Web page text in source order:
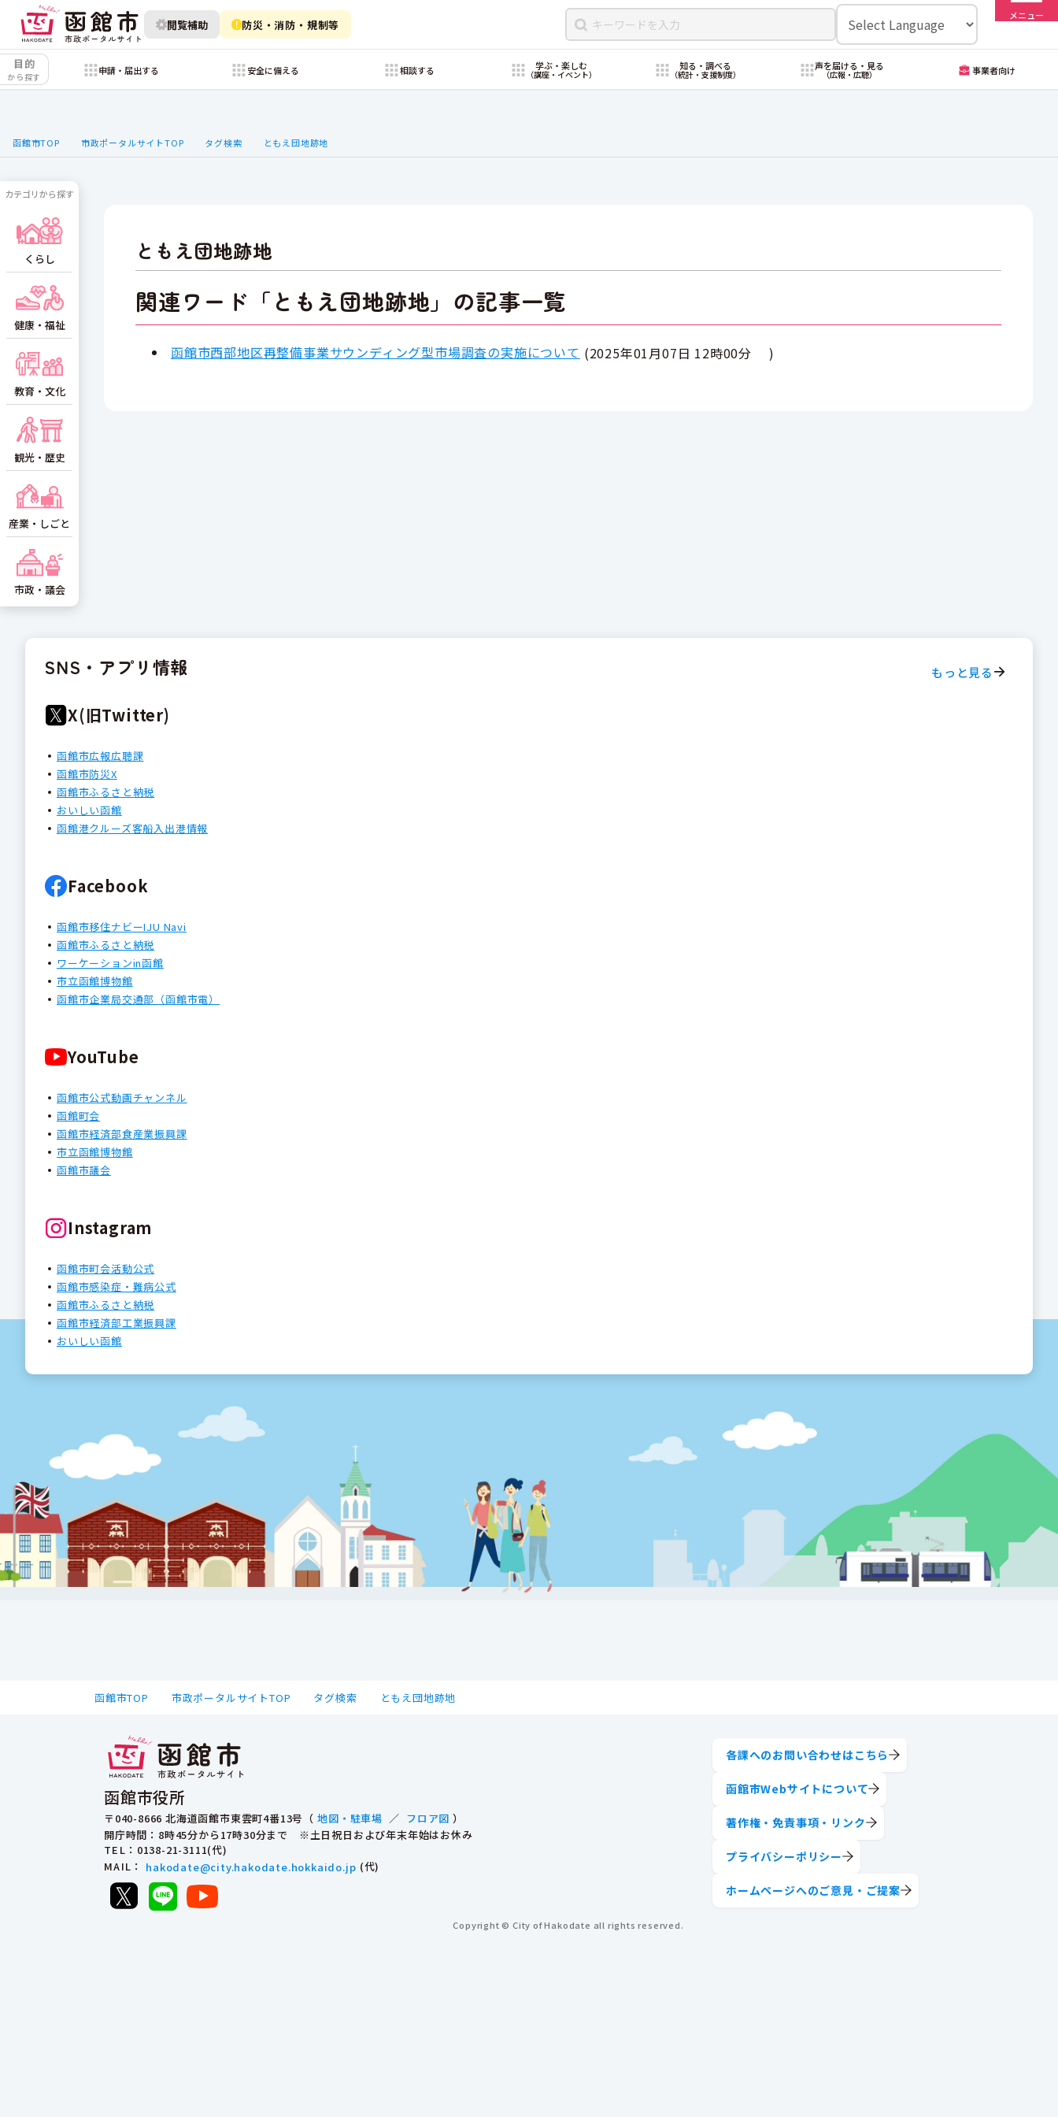
閲覧補助 防災・消防・規制等
メニュー
目的
から探す
申請・届出する 安全に備える 相談する 学ぶ・楽しむ
（講座・イベント）
知る・調べる
（統計・支援制度）
声を届ける・見る
（広報・広聴） 事業者向け
函館市TOP 市政ポータルサイトTOP タグ検索 ともえ団地跡地
ともえ団地跡地
関連ワード「ともえ団地跡地」の記事一覧
函館市西部地区再整備事業サウンディング型市場調査の実施について (2025年01月07日 12時00分 )
カテゴリから探す
くらし
健康・福祉
教育・文化
観光・歴史
産業・しごと
市政・議会
SNS・アプリ情報 もっと見る
X(旧Twitter)
函館市広報広聴課
函館市防災X
函館市ふるさと納税
おいしい函館
函館港クルーズ客船入出港情報
Facebook
函館市移住ナビーIJU Navi
函館市ふるさと納税
ワーケーションin函館
市立函館博物館
函館市企業局交通部（函館市電）
YouTube
函館市公式動画チャンネル
函館町会
函館市経済部食産業振興課
市立函館博物館
函館市議会
Instagram
函館市町会活動公式
函館市感染症・難病公式
函館市ふるさと納税
函館市経済部工業振興課
おいしい函館
函館市TOP 市政ポータルサイトTOP タグ検索 ともえ団地跡地
函館市役所
〒040-8666 北海道函館市東雲町4番13号（ 地図・駐車場 ／ フロア図 ）
開庁時間：8時45分から17時30分まで ※土日祝日および年末年始はお休み
TEL ：0138-21-3111(代)
MAIL ： hakodate@city.hakodate.hokkaido.jp (代)
各課へのお問い合わせはこちら
函館市Webサイトについて
著作権・免責事項・リンク
プライバシーポリシー
ホームページへのご意見・ご提案
Copyright © City of Hakodate all rights reserved.